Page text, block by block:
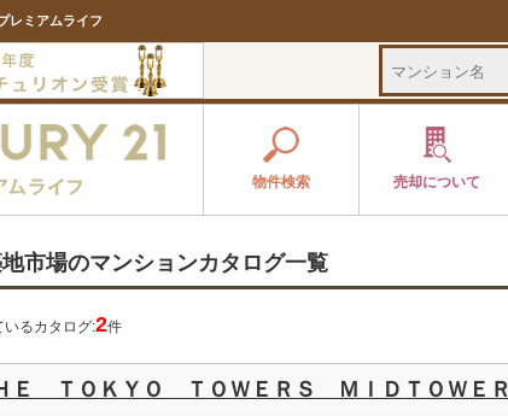
レミアムライフ
物件検索 売却について
市場のマンションカタログ一覧
いるカタログ:2件
Ｅ ＴＯＫＹＯ ＴＯＷＥＲＳ ＭＩＤＴＯＷＥＲ